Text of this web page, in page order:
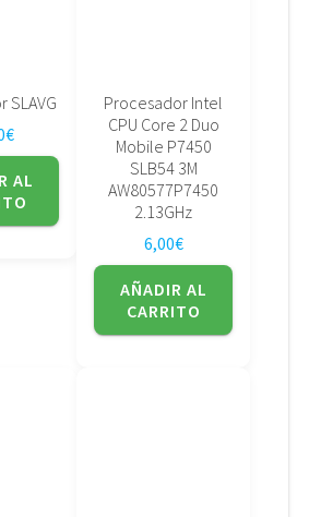
SLAVG
€
AL
Procesador Intel
CPU Core 2 Duo
Mobile P7450
SLB54 3M
AW80577P7450
2.13GHz
6,00€
AÑADIR AL
CARRITO